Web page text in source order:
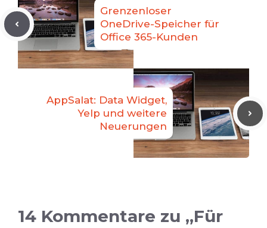
Grenzenloser
OneDrive-Speicher für
Office 365-Kunden
AppSalat: Data Widget,
Yelp und weitere
Neuerungen
14 Kommentare zu „Für